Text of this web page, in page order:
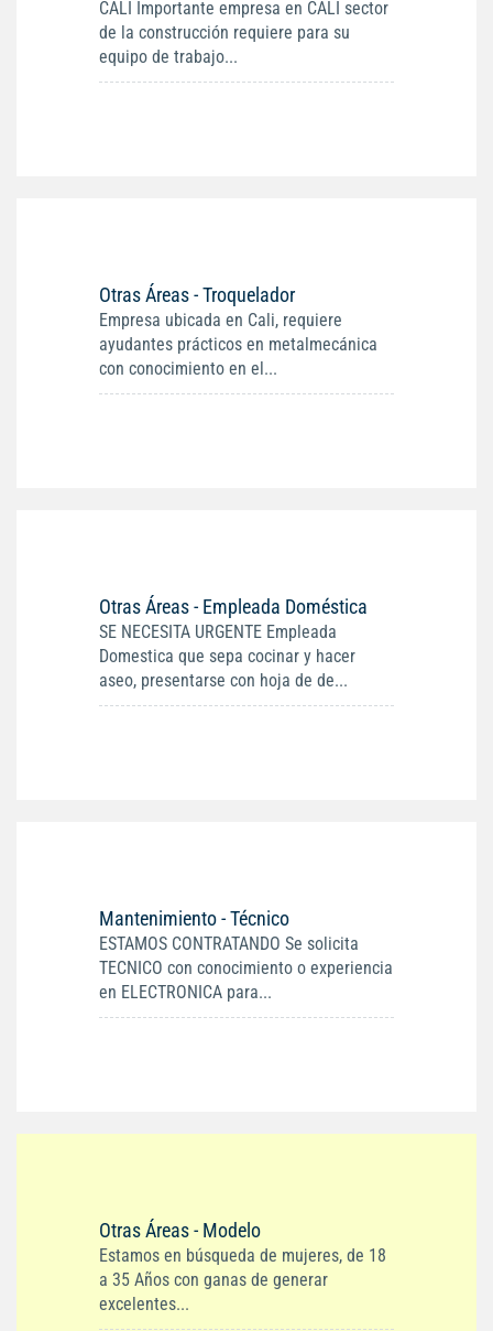
CALI Importante empresa en CALI sector
de la construcción requiere para su
equipo de trabajo...
Otras Áreas - Troquelador
Empresa ubicada en Cali, requiere
ayudantes prácticos en metalmecánica
con conocimiento en el...
Otras Áreas - Empleada Doméstica
SE NECESITA URGENTE Empleada
Domestica que sepa cocinar y hacer
aseo, presentarse con hoja de de...
Mantenimiento - Técnico
ESTAMOS CONTRATANDO Se solicita
TECNICO con conocimiento o experiencia
en ELECTRONICA para...
Otras Áreas - Modelo
Estamos en búsqueda de mujeres, de 18
a 35 Años con ganas de generar
excelentes...